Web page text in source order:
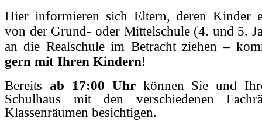
Hier informieren sich Eltern, deren Kinder
von der Grund- oder Mittelschule (4. und 5.
an die Realschule im Betracht ziehen –
gern mit Ihren Kindern!
Bereits ab 17:00 Uhrkönnen Sie und
Schulhaus mit den verschiedenen
Klassenräumen besichtigen.